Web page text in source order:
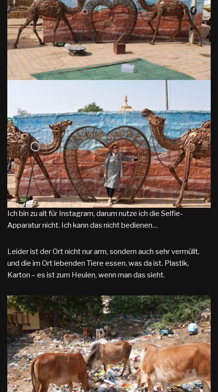
Ich bin zu alt für Instagram, darum nutze ich die Selfie-
Apparatur nicht. Ich kann das nicht bedienen…
Leider ist der Ort nicht nur arm, sondern auch sehr vermüllt,
und die im Ort lebenden Tiere essen, was da ist. Plastik,
Karton – es ist zum Heulen, wenn man das sieht.